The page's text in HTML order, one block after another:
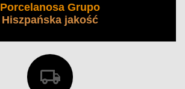
Porcelanosa Grupo
Hiszpańska jakość